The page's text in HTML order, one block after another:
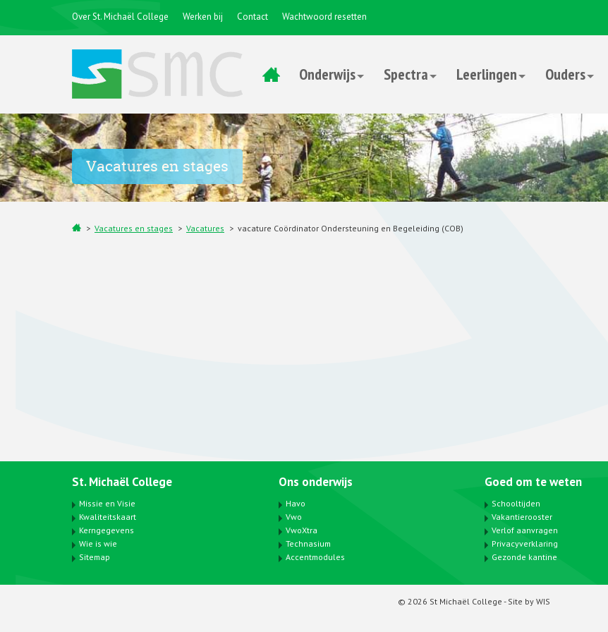
Over St. Michaël College Werken bij Contact Wachtwoord resetten
Onderwijs Spectra Leerlingen Ouders
Vacatures en stages
Vacatures en stages Vacatures vacature Coördinator Ondersteuning en Begeleiding (COB)
St. Michaël College
Missie en Visie
Kwaliteitskaart
Kerngegevens
Wie is wie
Sitemap
Ons onderwijs
Havo
Vwo
VwoXtra
Technasium
Accentmodules
Goed om te weten
Schooltijden
Vakantierooster
Verlof aanvragen
Privacyverklaring
Gezonde kantine
© 2026 St Michaël College - Site by WIS